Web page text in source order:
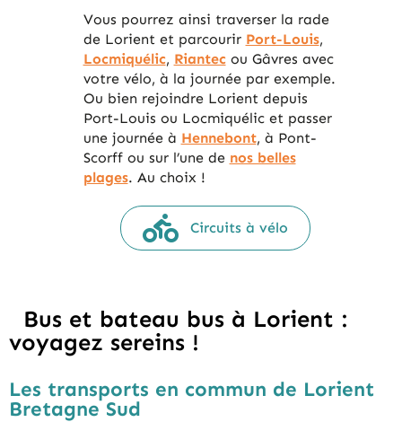
Vous pourrez ainsi traverser la rade
de Lorient et parcourir Port-Louis,
Locmiquélic, Riantecou Gâvres avec
votre vélo, à la journée par exemple.
Ou bien rejoindre Lorient depuis
Port-Louis ou Locmiquélic et passer
une journée à Hennebont, à Pont-
Scorff ou sur l’une de nos belles
plages. Au choix !
Circuits à vélo
Bus et bateau bus à Lorient :
voyagez sereins !
Les transports en commun de Lorient
Bretagne Sud